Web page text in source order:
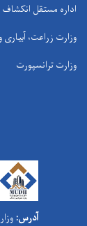
اداره مستقل
وزارت زراعت، آبیاری
وزارت ترانسپورت
آدرس: